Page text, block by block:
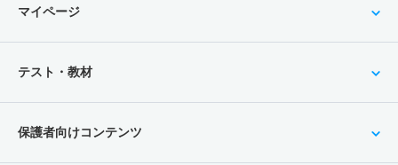
マイページ
テスト・教材
保護者向けコンテンツ